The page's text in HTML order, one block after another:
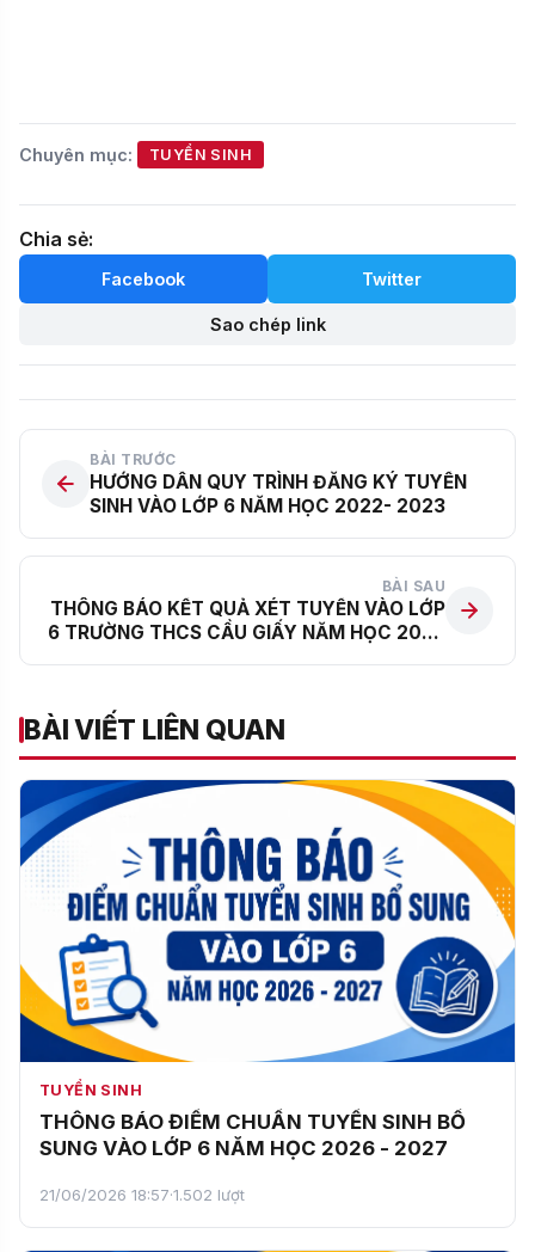
Chuyên mục: TUYỂN SINH
Chia sẻ:
Facebook Twitter
Sao chép link
BÀI TRƯỚC
HƯỚNG DẪN QUY TRÌNH ĐĂNG KÝ TUYỂN
SINH VÀO LỚP 6 NĂM HỌC 2022- 2023
BÀI SAU
THÔNG BÁO KẾT QUẢ XÉT TUYỂN VÀO LỚP
6 TRƯỜNG THCS CẦU GIẤY NĂM HỌC 2022
BÀI VIẾT LIÊN QUAN
TUYỂN SINH
THÔNG BÁO ĐIỂM CHUẨN TUYỂN SINH BỔ
SUNG VÀO LỚP 6 NĂM HỌC 2026 - 2027
21/06/2026 18:57·1.502 lượt